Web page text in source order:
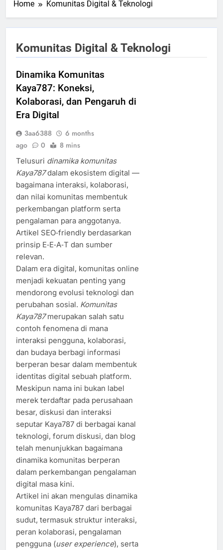
Home Komunitas Digital & Teknologi
Komunitas Digital & Teknologi
Dinamika Komunitas
Kaya787: Koneksi,
Kolaborasi, dan Pengaruh di
Era Digital
3aa6388
6 months
ago
0 8 mins
Telusuri dinamika komunitas
Kaya787dalam ekosistem digital —
bagaimana interaksi, kolaborasi,
dan nilai komunitas membentuk
perkembangan platform serta
pengalaman para anggotanya.
Artikel SEO‑friendly berdasarkan
prinsip E‑E‑A‑T dan sumber
relevan.
Dalam era digital, komunitas online
menjadi kekuatan penting yang
mendorong evolusi teknologi dan
perubahan sosial. Komunitas
Kaya787merupakan salah satu
contoh fenomena di mana
interaksi pengguna, kolaborasi,
dan budaya berbagi informasi
berperan besar dalam membentuk
identitas digital sebuah platform.
Meskipun nama ini bukan label
merek terdaftar pada perusahaan
besar, diskusi dan interaksi
seputar Kaya787 di berbagai kanal
teknologi, forum diskusi, dan blog
telah menunjukkan bagaimana
dinamika komunitas berperan
dalam perkembangan pengalaman
digital masa kini.
Artikel ini akan mengulas dinamika
komunitas Kaya787 dari berbagai
sudut, termasuk struktur interaksi,
peran kolaborasi, pengalaman
pengguna (user experience), serta